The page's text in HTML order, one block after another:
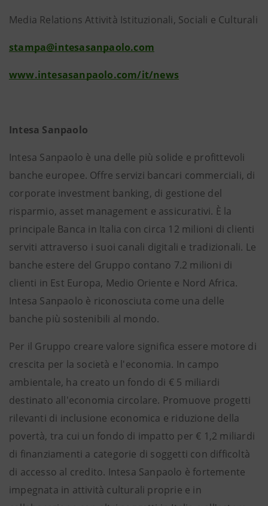
Media Relations Attività Istituzionali, Sociali e Culturali
stampa@intesasanpaolo.com
www.intesasanpaolo.com/it/news
Intesa Sanpaolo
Intesa Sanpaolo è una delle più solide e profittevoli
banche europee. Offre servizi bancari commerciali, di
corporate investment banking, di gestione del
risparmio, asset management e assicurativi. È la
principale Banca in Italia con circa 12 milioni di clienti
serviti attraverso i suoi canali digitali e tradizionali. Le
banche estere del Gruppo contano 7.2 milioni di
clienti in Est Europa, Medio Oriente e Nord Africa.
Intesa Sanpaolo è riconosciuta come una delle
banche più sostenibili al mondo.
Per il Gruppo creare valore significa essere motore di
crescita per la società e l'economia. In campo
ambientale, ha creato un fondo di € 5 miliardi
destinato all'economia circolare. Promuove progetti
rilevanti di inclusione economica e riduzione della
povertà, tra cui un fondo di impatto per € 1,2 miliardi
di finanziamenti a categorie di soggetti con difficoltà
di accesso al credito. Intesa Sanpaolo è fortemente
impegnata in attività culturali proprie e in